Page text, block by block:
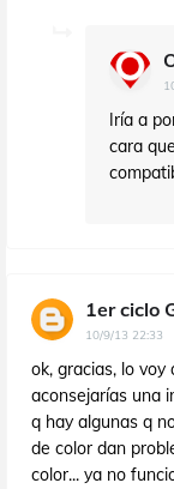
Iría a
cara
1er ciclo
10/9/13 22:33
ok, gracias, lo voy
aconsejarías una
q hay algunas q
de color dan
color... ya no